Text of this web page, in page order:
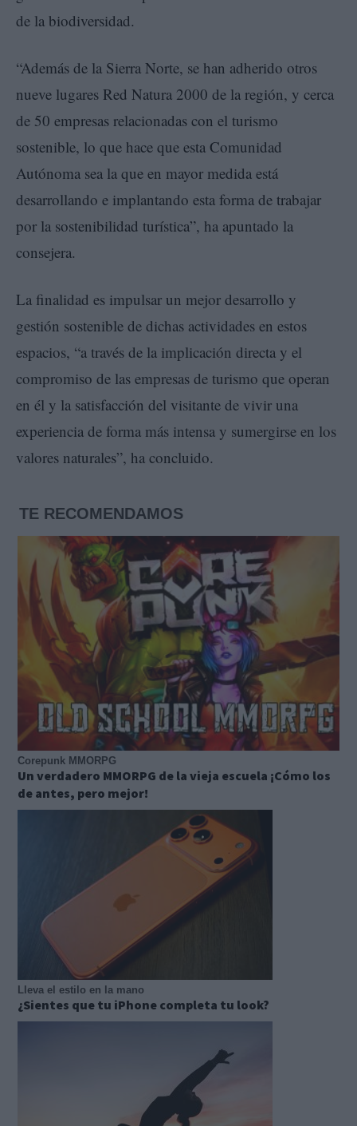
de la biodiversidad.
“Además de la Sierra Norte, se han adherido otros
nueve lugares Red Natura 2000 de la región, y cerca
de 50 empresas relacionadas con el turismo
sostenible, lo que hace que esta Comunidad
Autónoma sea la que en mayor medida está
desarrollando e implantando esta forma de trabajar
por la sostenibilidad turística”, ha apuntado la
consejera.
La finalidad es impulsar un mejor desarrollo y
gestión sostenible de dichas actividades en estos
espacios, “a través de la implicación directa y el
compromiso de las empresas de turismo que operan
en él y la satisfacción del visitante de vivir una
experiencia de forma más intensa y sumergirse en los
valores naturales”, ha concluido.
TE RECOMENDAMOS
Corepunk MMORPG
Un verdadero MMORPG de la vieja escuela ¡Cómo los
de antes, pero mejor!
Lleva el estilo en la mano
¿Sientes que tu iPhone completa tu look?